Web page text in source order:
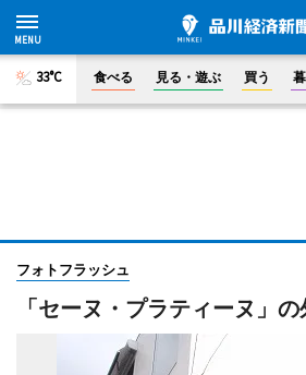
33°C 食べる 見る・遊ぶ 買う
フォトフラッシュ
「セーヌ・プラティーヌ」